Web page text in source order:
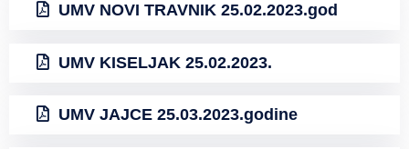
UMV NOVI TRAVNIK 25.02.2023.god
UMV KISELJAK 25.02.2023.
UMV JAJCE 25.03.2023.godine